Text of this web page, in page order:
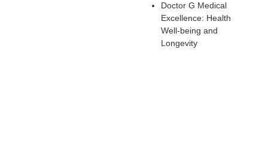
Doctor G Medical
Excellence: Health
Well-being and
Longevity